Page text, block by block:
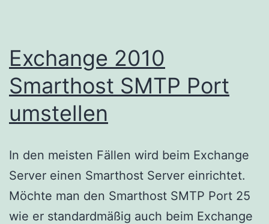
Exchange 2010
Smarthost SMTP Port
umstellen
In den meisten Fällen wird beim Exchange
Server einen Smarthost Server einrichtet.
Möchte man den Smarthost SMTP Port 25
wie er standardmäßig auch beim Exchange